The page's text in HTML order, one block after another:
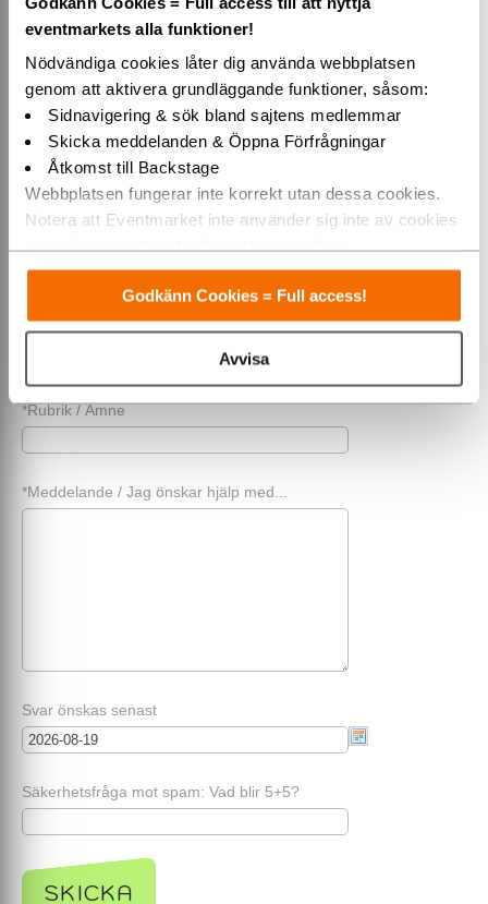
eventmarkets alla funktioner!
Nödvändiga cookies låter dig använda webbplatsen
genom att aktivera grundläggande funktioner, såsom:
Sidnavigering & sök bland sajtens medlemmar
Skicka meddelanden & Öppna Förfrågningar
Åtkomst till Backstage
Webbplatsen fungerar inte korrekt utan dessa cookies.
Notera att Eventmarket inte använder sig inte av cookies
som placeras ut av tredjepartsannonsörer.
Varmt välkommen till Eventmarket!
Godkänn Cookies = Full access!
Avvisa
Har du frågor om fakturor? » Kontakta Johnny på Eventmarket
-------------------------------------------
*För- & efternamn
Företag (alt. privat)
Telefon
*E-post
*Rubrik / Ämne
*Meddelande / Jag önskar hjälp med...
Svar önskas senast
Säkerhetsfråga mot spam: Vad blir 5+5?
SKICKA